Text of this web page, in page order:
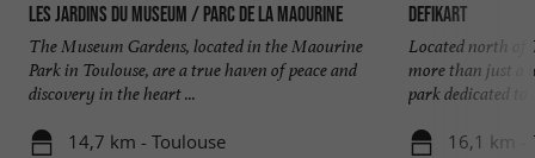
Les Jardins du Museum / Parc de la Maourine
The Museum Gardens, located in the Maourine
Park in Toulouse, are a true haven of peace and
discovery in the heart ...
14,7 km - Toulouse
DefiKart
Located north of
more than just a
park dedicated to
16,1 km -